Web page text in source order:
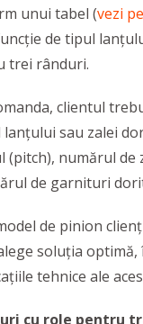
unui tabel (vezi
de tipul
trei rânduri.
clientul
sau zalei
(pitch), numărul de
de garnituri
de pinion
soluţia optimă,
tehnice ale
cu role pentru